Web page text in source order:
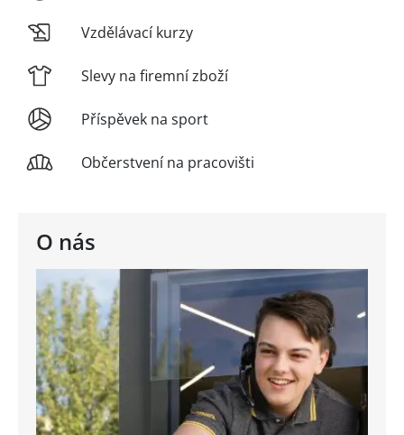
O nás
Vzdělávací kurzy
Slevy na firemní zboží
Příspěvek na sport
Občerstvení na pracovišti